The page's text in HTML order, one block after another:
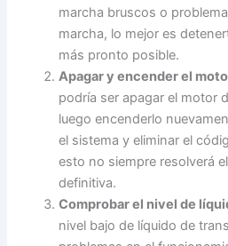
marcha bruscos o
marcha, lo mejor es
más pronto posible.
Apagar y encender el
podría ser apagar el motor
luego encenderlo
el sistema y eliminar el
esto no siempre resolverá
definitiva.
Comprobar el nivel de
nivel bajo de líquido de